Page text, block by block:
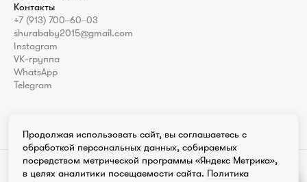
Контакты
+7 (913) 700‒60‒03
shurababy2015@gmail.com
Instagram
VK-группа
WhatsApp
Telegram
Instagram продукт компании Meta которая признана экстремистской
организацией в России
Продолжая использовать сайт, вы соглашаетесь с
обработкой персональных данных, собираемых
посредством метрической программы «Яндекс Метрика»,
в целях аналитики посещаемости сайта. Политика